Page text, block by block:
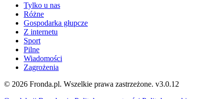
Tylko u nas
Różne
Gospodarka głupcze
Z internetu
Sport
Pilne
Wiadomości
Zagrożenia
© 2026 Fronda.pl. Wszelkie prawa zastrzeżone. v3.0.12